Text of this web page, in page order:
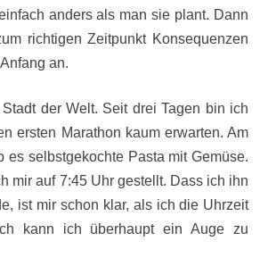
anders als man sie plant. Dann
richtigen Zeitpunkt Konsequenzen
an.
der Welt. Seit drei Tagen bin ich
ersten Marathon kaum erwarten. Am
es selbstgekochte Pasta mit Gemüse.
mir auf 7:45 Uhr gestellt. Dass ich ihn
ist mir schon klar, als ich die Uhrzeit
kann ich überhaupt ein Auge zu